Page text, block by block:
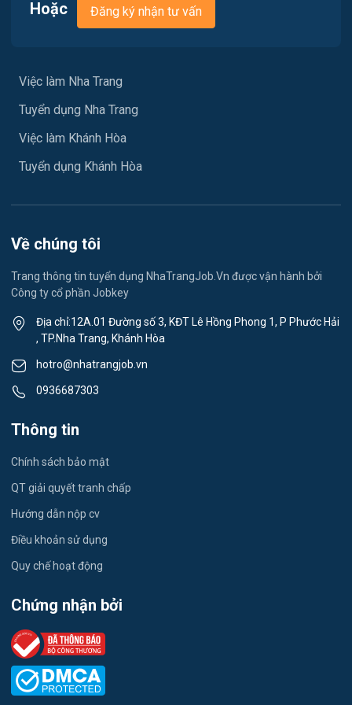
Vận chuyển / Giao nhận / Kho vận
Y tế / Chăm sóc sức khỏe
May mặc
Lái xe
Việc làm Xã Tu Bông
Việc làm Xã Diên Lạc
Việc làm Xã Diên Điền
Việc làm Xã Diên Lâm
Việc làm Xã Cam Hiệp
Việc làm Xã Cam An
Việc làm Xã Bắc Khánh Vĩnh
Việc làm Xã Trung Khánh Vĩnh
Việc làm Xã Tây Khánh Vĩnh
Việc làm Xã Tây Khánh Sơn
Việc làm Xã Đông Khánh Sơn
Việc làm Xã Phước Hậu
Việc làm Xã Thuận Nam
Hoặc Đăng ký nhận tư vấn
Việc làm Nha Trang
Tuyển dụng Nha Trang
Việc làm Khánh Hòa
Tuyển dụng Khánh Hòa
Về chúng tôi
Trang thông tin tuyển dụng NhaTrangJob.Vn được vận hành bởi
Công ty cổ phần Jobkey
Địa chỉ:12A.01 Đường số 3, KĐT Lê Hồng Phong 1, P Phước Hải
, TP.Nha Trang, Khánh Hòa
hotro@nhatrangjob.vn
0936687303
Thông tin
Chính sách bảo mật
QT giải quyết tranh chấp
Hướng dẫn nộp cv
Điều khoản sử dụng
Quy chế hoạt động
Chứng nhận bởi